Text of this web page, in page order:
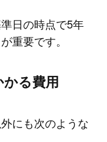
日の時点で5年
重要です。
る費用
にも次のような